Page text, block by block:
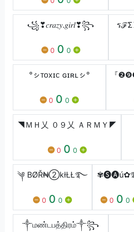
꧁❣︎𝑐𝑟𝑎𝑧𝑦.𝑔𝑖𝑟𝑙❣︎꧂
0 0 0
°ㇱᴛᴏxɪᴄ ɢɪʀʟㇱ°
0 0 0
『
◥ＭＨ乂 ０９乂 ＡＲＭＹ◤
0 0 0
༆ BØŘ₦②kłŁŁ࿐
0 0 0 0 0 0
༒மண்டபத்திரம்༒꧂